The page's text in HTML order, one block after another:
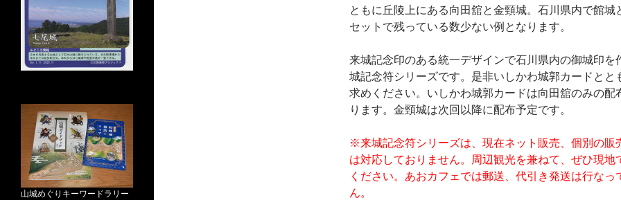
ともに丘陵上にある向田舘と金頸城。石川県内で館城
セットで残っている数少ない例となります。
来城記念印のある統一デザインで石川県内の御城印を
城記念符シリーズです。是非いしかわ城郭カードとと
求めください。いしかわ城郭カードは向田舘のみの配
ります。金頸城は次回以降に配布予定です。
※来城記念符シリーズは、現在ネット販売、個別の販
は対応しておりません。周辺観光を兼ねて、ぜひ現地
ください。あおカフェでは郵送、代引き発送は行なっ
ん。
山城めぐりキーワードラリー